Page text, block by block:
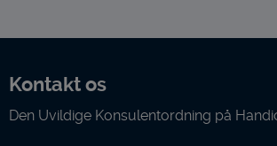
Kontakt os
Den Uvildige Konsulentordning på